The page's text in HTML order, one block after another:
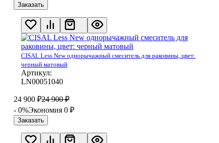
Заказать
CISAL Less New однорычажный смеситель для раковины, цвет:
черный матовый
Артикул:
LN00051040
24 900 ₽24 900 ₽
- 0%Экономия 0 ₽
Заказать